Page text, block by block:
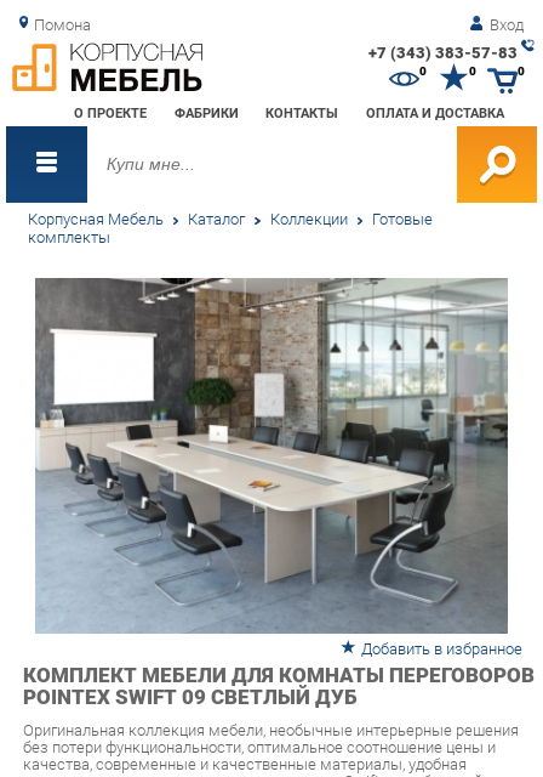
Помона Вход
+7 (343) 383-57-83
О ПРОЕКТЕ ФАБРИКИ КОНТАКТЫ ОПЛАТА И ДОСТАВКА
0 0
Корпусная Мебель Каталог Коллекции Готовые
комплекты
Добавить в избранное
КОМПЛЕКТ МЕБЕЛИ ДЛЯ КОМНАТЫ ПЕРЕГОВОРОВ
POINTEX SWIFT 09 СВЕТЛЫЙ ДУБ
Оригинальная коллекция мебели, необычные интерьерные решения
качества, современные и качественные материалы, удобная
эргономика основные преимущества серии Swift от мебельной
фабрики Pointex